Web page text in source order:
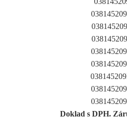
Doklad s DPH.